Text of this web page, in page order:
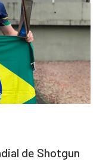
de Shotgun